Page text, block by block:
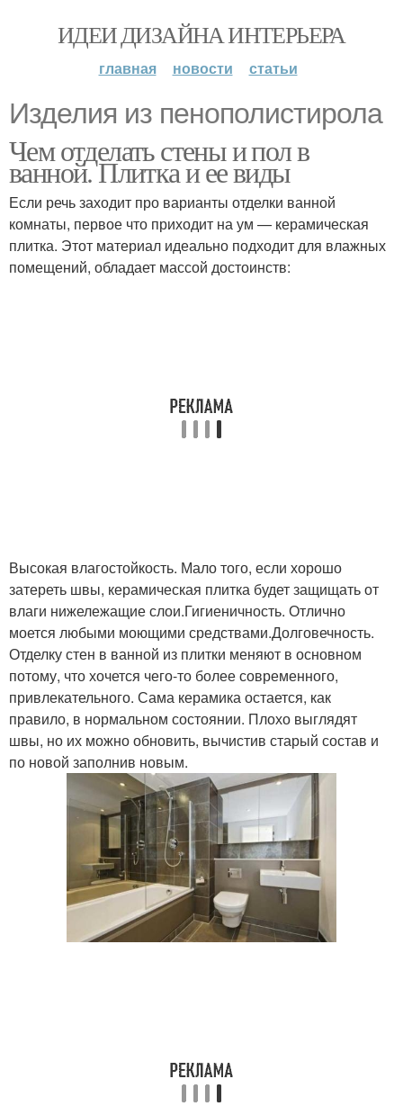
ИДЕИ ДИЗАЙНА ИНТЕРЬЕРА
главная новости статьи
Изделия из пенополистирола
Чем отделать стены и пол в
ванной. Плитка и ее виды
Если речь заходит про варианты отделки ванной
комнаты, первое что приходит на ум — керамическая
плитка. Этот материал идеально подходит для влажных
помещений, обладает массой достоинств:
Высокая влагостойкость. Мало того, если хорошо
затереть швы, керамическая плитка будет защищать от
влаги нижележащие слои.Гигиеничность. Отлично
моется любыми моющими средствами.Долговечность.
Отделку стен в ванной из плитки меняют в основном
потому, что хочется чего-то более современного,
привлекательного. Сама керамика остается, как
правило, в нормальном состоянии. Плохо выглядят
швы, но их можно обновить, вычистив старый состав и
по новой заполнив новым.